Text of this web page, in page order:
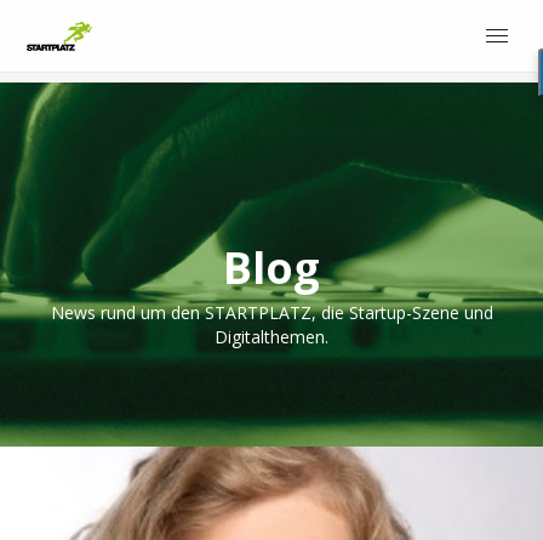
Blog
News rund um den STARTPLATZ, die Startup-Szene und
Digitalthemen.